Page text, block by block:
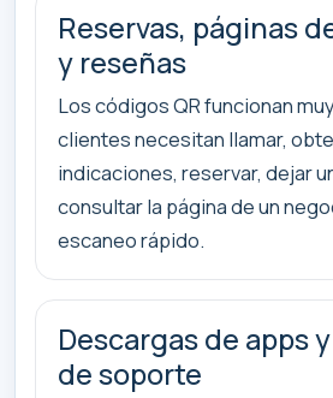
Reservas, páginas
y reseñas
Los códigos QR funcionan
clientes necesitan llamar,
indicaciones, reservar, dejar
consultar la página de un
escaneo rápido.
Descargas de apps
de soporte